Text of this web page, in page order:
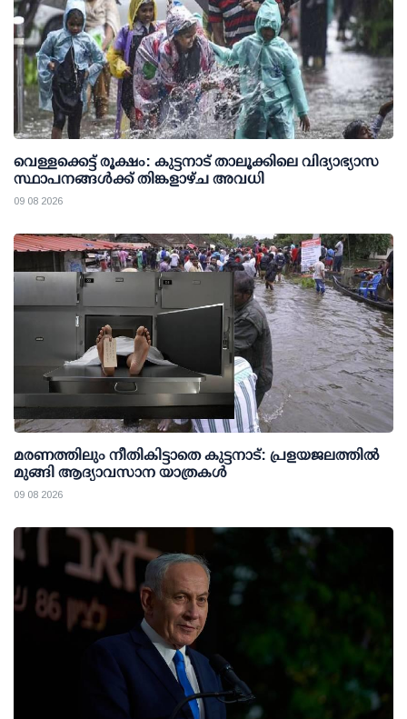
വെള്ളക്കെട്ട് രൂക്ഷം: കുട്ടനാട് താലൂക്കിലെ വിദ്യാഭ്യാസ
സ്ഥാപനങ്ങള്‍ക്ക് തിങ്കളാഴ്ച അവധി
09 08 2026
മരണത്തിലും നീതികിട്ടാതെ കുട്ടനാട്: പ്രളയജലത്തില്‍
മുങ്ങി ആദ്യാവസാന യാത്രകള്‍
09 08 2026